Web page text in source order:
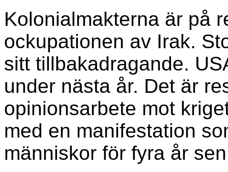
Kolonialmakterna är på
ockupationen av Irak.
sitt tillbakadragande.
under nästa år. Det är
opinionsarbete mot
med en manifestation
människor för fyra år